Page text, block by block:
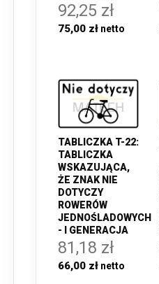
92,25 zł
75,00 zł
TABLICZKA T-22:
TABLICZKA
WSKAZUJĄCA,
ŻE ZNAK NIE
DOTYCZY
ROWERÓW
JEDNOŚLADOWYCH
- I GENERACJA
81,18 zł
66,00 zł